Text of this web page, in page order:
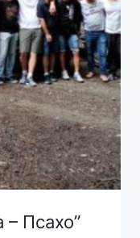
Псахо”